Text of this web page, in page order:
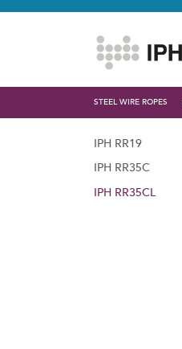
STEEL WIRE ROPES
IPH RR19
IPH RR35C
IPH RR35CL